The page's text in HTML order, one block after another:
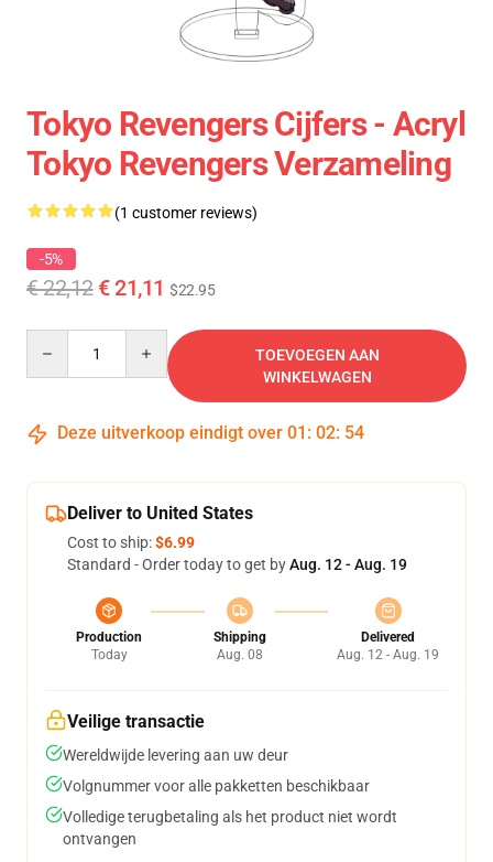
Tokyo Revengers Cijfers - Acryl
Tokyo Revengers Verzameling
(1 customer reviews)
-5%
€ 22,12 € 21,11 $22.95
TOEVOEGEN AAN
WINKELWAGEN
Deze uitverkoop eindigt over 01 : 02: 54
Deliver to United States
Cost to ship:$6.99
Standard - Order today to get byAug. 12 - Aug. 19
Production
Today
Shipping
Aug. 08
Delivered
Aug. 12 - Aug. 19
Veilige transactie
Wereldwijde levering aan uw deur
Volgnummer voor alle pakketten beschikbaar
Volledige terugbetaling als het product niet wordt
ontvangen